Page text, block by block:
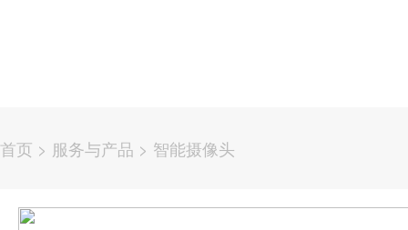
首页 > 服务与产品 > 智能摄像头